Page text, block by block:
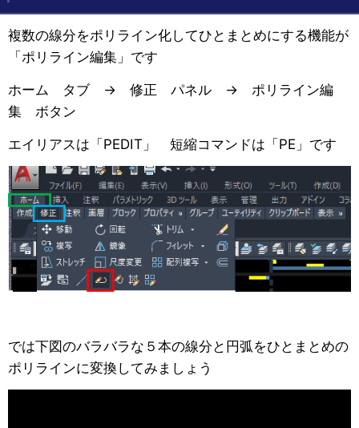
複数の線分をポリライン化してひとまとめにする機能が
「ポリライン編集」です
ホーム タブ → 修正 パネル → ポリライン編
集 ボタン
エイリアスは「PEDIT」 短縮コマンドは「PE」です
では下図のバラバラな５本の線分と円弧をひとまとめの
ポリラインに変換してみましょう